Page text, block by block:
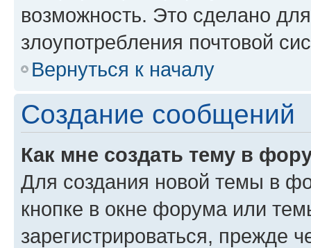
возможность. Это сделано
злоупотребления почтовой
Вернуться к началу
Создание сообщений
Как мне создать тему в
Для создания новой темы в
кнопке в окне форума или
зарегистрироваться, прежде